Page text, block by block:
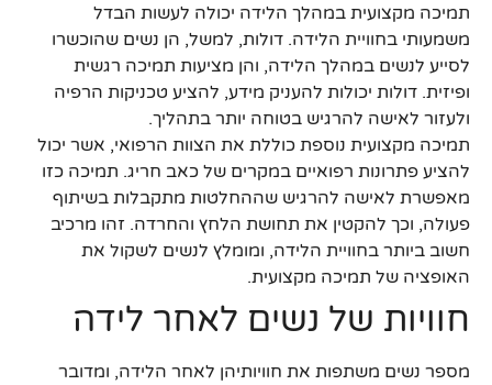
תמיכה מקצועית במהלך הלידה יכולה לעשות הבדל
משמעותי בחוויית הלידה. דולות, למשל, הן נשים שהוכשרו
לסייע לנשים במהלך הלידה, והן מציעות תמיכה רגשית
ופיזית. דולות יכולות להעניק מידע, להציע טכניקות הרפיה
ולעזור לאישה להרגיש בטוחה יותר בתהליך.
תמיכה מקצועית נוספת כוללת את הצוות הרפואי, אשר יכול
להציע פתרונות רפואיים במקרים של כאב חריג. תמיכה כזו
מאפשרת לאישה להרגיש שההחלטות מתקבלות בשיתוף
פעולה, וכך להקטין את תחושת הלחץ והחרדה. זהו מרכיב
חשוב ביותר בחוויית הלידה, ומומלץ לנשים לשקול את
האופציה של תמיכה מקצועית.
חוויות של נשים לאחר לידה
מספר נשים משתפות את חוויותיהן לאחר הלידה, ומדובר